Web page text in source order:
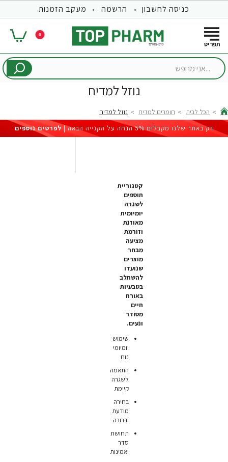
כניסה לחשבון הרשמה מעקב הזמנות
0
...אני
נוזל למדיח
home
הכל לבית חומרים למדיח
נוזל למדיח
רק באתר שלנו מקבלים 5% הנחה על הקנייה הבאה |
לפרטים נוספים
קטגוריית
תוספים
לשגרה
יומיומית
מאוזנת
וזורמת
מציעה
מבחר
מוצרים
שנועדו
להשתלב
בטבעיות
באורח
חיים
מסודר
ונעים.
שימוש
יומיומי
נוח
התאמה
לשגרה
קיימת
בחירה
מודעת
וברורה
תחושת
סדר
ואמינות